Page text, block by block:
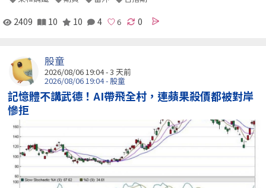
2409 10 10 4 0
股童
2026/08/06 19:04 - 3 天前
2026/08/06 19:04 - 股童
記憶體不講武德！AI帶飛全村，連蘋果殺價都被對岸
慘拒